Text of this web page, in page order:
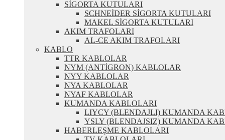
SİGORTA KUTULARI
SCHNEİDER SİGORTA KUTULARI
MAKEL SİGORTA KUTULARI
AKIM TRAFOLARI
AL-CE AKIM TRAFOLARI
KABLO
TTR KABLOLAR
NYM (ANTİGRON) KABLOLAR
NYY KABLOLAR
NYA KABLOLAR
NYAF KABLOLAR
KUMANDA KABLOLARI
LIYCY (BLENDAJLI) KUMANDA
YSLY (BLENDAJSIZ) KUMANDA
HABERLEŞME KABLOLARI